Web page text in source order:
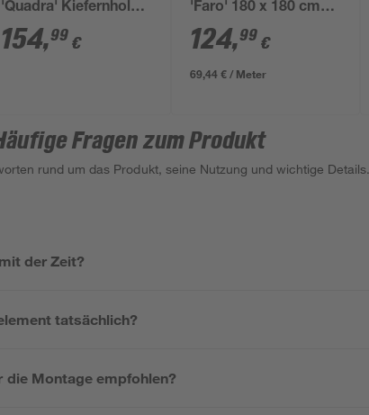
'Quadra' Kiefernholz
180 x 180 cm
154,99 €
'Faro' 180 x 180 cm
Kiefer pinie
124,99 €
69,44 € / Meter
Fragen zum Produkt
rund um das Produkt, seine Nutzung und wichtige Details.
der Zeit?
tatsächlich?
die Montage empfohlen?